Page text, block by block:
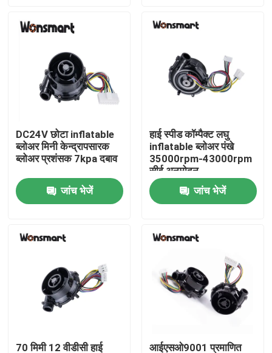
वीडियो
कारखाने का दौरा
गुणवत्ता नियंत्रण
हमसे संपर्क करें
समाचार
मामले
उद्धरण मांगें
DC24V छोटा inflatable
ब्लोअर मिनी केन्द्रापसारक
ब्लोअर प्रशंसक 7kpa दबाव
जांच भेजें
हाई स्पीड कॉम्पैक्ट लघु
inflatable ब्लोअर पंखे
35000rpm-43000rpm
सीई अनुमोदन
जांच भेजें
70 मिमी 12 वीडीसी हाई आईएसओ9001 प्रमाणित